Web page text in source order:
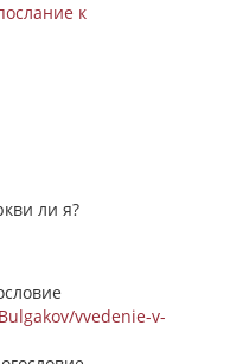
к
ли я?
vvedenie-v-